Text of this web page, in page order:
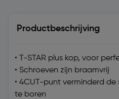
Productbeschrijving
• T-STAR plus kop, voor
• Schroeven zijn braamvrij
• 4CUT-punt verminderd
te boren